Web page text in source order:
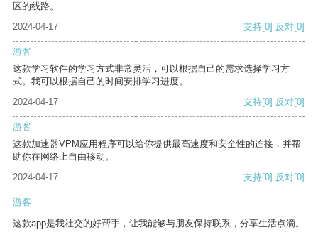
区的线路。
2024-04-17
支持[0] 反对[0]
游客
这款学习软件的学习方式非常灵活，可以根据自己的需求选择学习方
式。我可以根据自己的时间安排学习进度。
2024-04-17
支持[0] 反对[0]
游客
这款加速器VPM应用程序可以给你提供最高速度和安全性的连接，并帮
助你在网络上自由移动。
2024-04-17
支持[0] 反对[0]
游客
这款app是我社交的好帮手，让我能够与朋友保持联系，分享生活点滴。